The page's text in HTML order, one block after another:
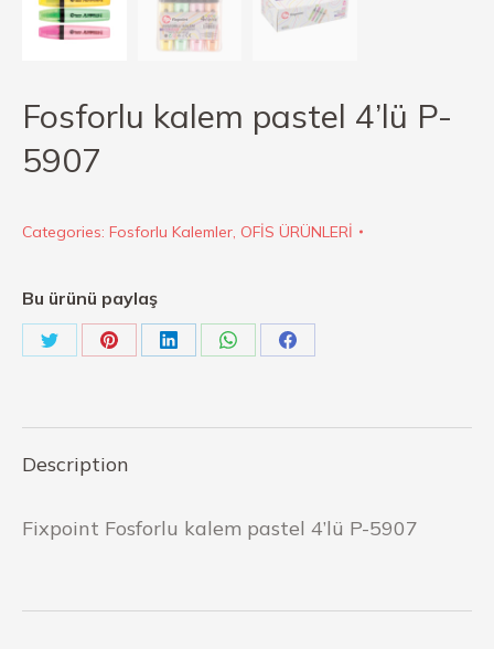
Fosforlu kalem pastel 4’lü P-
5907
Categories: Fosforlu Kalemler OFİS ÜRÜNLERİ
Bu ürünü paylaş
Description
Fixpoint Fosforlu kalem pastel 4’lü P-5907